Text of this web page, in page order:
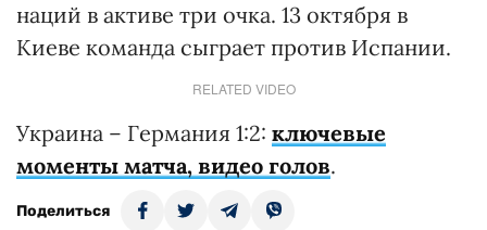
наций в активе три очка. 13 октября в
Киеве команда сыграет против Испании.
RELATED VIDEO
Украина – Германия 1:2: ключевые
моменты матча, видео голов.
Поделиться